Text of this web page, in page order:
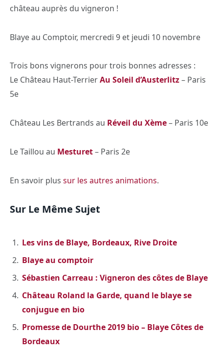
château auprès du vigneron !
Blaye au Comptoir, mercredi 9 et jeudi 10 novembre
Trois bons vignerons pour trois bonnes adresses :
Le Château Haut-TerrierAu Soleil d’Austerlitz– Paris
5e
Château Les Bertrands au Réveil du Xème– Paris 10e
Le Taillou au Mesturet– Paris 2e
En savoir plus sur les autres animations.
Sur Le Même Sujet
Les vins de Blaye, Bordeaux, Rive Droite
Blaye au comptoir
Sébastien Carreau : Vigneron des côtes de Blaye
Château Roland la Garde, quand le blaye se
conjugue en bio
Promesse de Dourthe 2019 bio – Blaye Côtes de
Bordeaux